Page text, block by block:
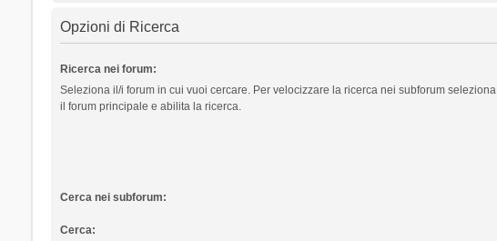
Opzioni di Ricerca
Ricerca nei forum:
Seleziona il/i forum in cui vuoi cercare. Per velocizzare la ricerca nei subforum seleziona
il forum principale e abilita la ricerca.
Cerca nei subforum:
Cerca: